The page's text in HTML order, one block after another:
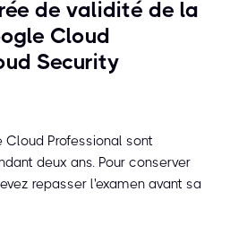
de validité de la
Cloud
Security
Professional sont
deux ans. Pour conserver
repasser l'examen avant sa